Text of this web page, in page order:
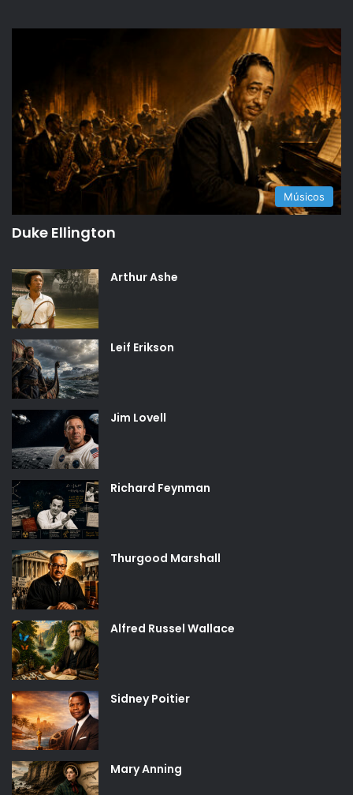
Músicos
Duke Ellington
Arthur Ashe
Leif Erikson
Jim Lovell
Richard Feynman
Thurgood Marshall
Alfred Russel Wallace
Sidney Poitier
Mary Anning